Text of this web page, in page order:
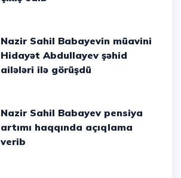
Nazir Sahil Babayevin müavini
Hidayət Abdullayev şəhid
ailələri ilə görüşdü
Nazir Sahil Babayev pensiya
artımı haqqında açıqlama
verib